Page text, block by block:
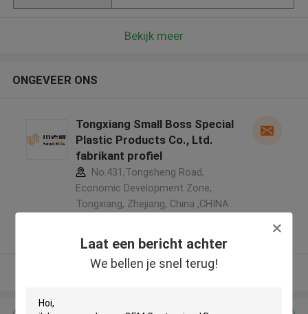
Laat een bericht achter
We bellen je snel terug!
Bekijk meer
ONGEVEER ONS
Tongxiang Small Boss Special
Plastic Products Co., Ltd.
fabrikant profiel
No.431,Tongsheng Road,
Economic Development Zone,
Tongxiang, Zhejiang, China ,CHINA
Geverifieerde Leverancier
Bekijk meer